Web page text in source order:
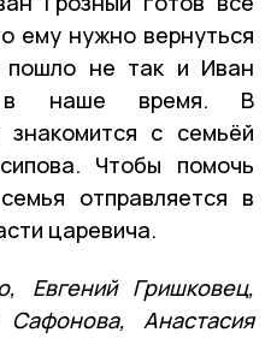
ему нужно вернуться
не так и Иван
в наше время. В
с семьёй
Чтобы помочь
отправляется в
царевича.
Евгений Гришковец,
Анастасия